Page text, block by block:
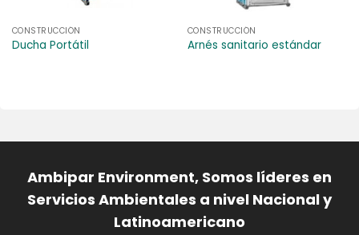
CONSTRUCCIÓN
Ducha Portátil
CONSTRUCCIÓN
Arnés sanitario estándar
Ambipar Environment, Somos líderes en
Servicios Ambientales a nivel Nacional y
Latinoamericano